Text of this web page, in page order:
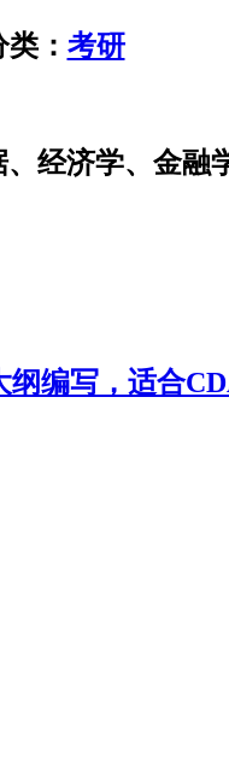
类： 考研
经济学、金
编写，适合